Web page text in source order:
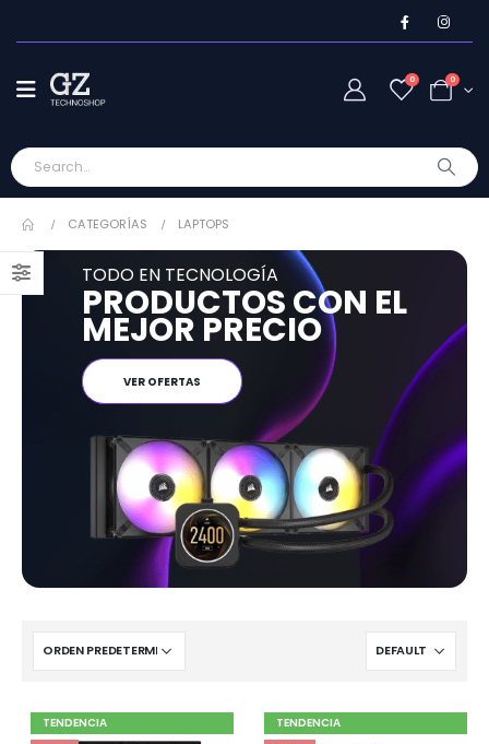
0 0
CATEGORÍAS LAPTOPS
TODO EN TECNOLOGÍA
PRODUCTOS CON EL
MEJOR PRECIO
VER OFERTAS
TENDENCIA
TENDENCIA